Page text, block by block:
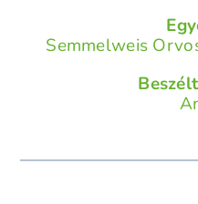
Semmelweis